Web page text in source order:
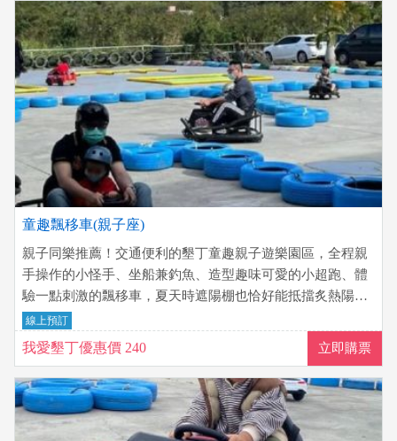
童趣飄移車(親子座)
親子同樂推薦！交通便利的墾丁童趣親子遊樂園區，全程親
手操作的小怪手、坐船兼釣魚、造型趣味可愛的小超跑、體
驗一點刺激的飄移車，夏天時遮陽棚也恰好能抵擋炙熱陽
光，適合家長帶小朋友前往~
線上預訂
我愛墾丁優惠價 240 立即購票